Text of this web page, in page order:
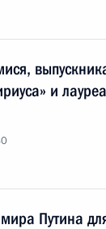
и
Путина